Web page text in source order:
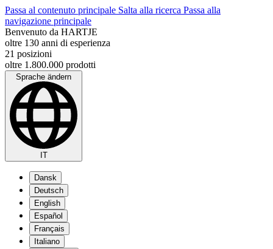
Passa al contenuto principale Salta alla ricerca Passa alla
navigazione principale
Benvenuto da HARTJE
oltre 130 anni di esperienza
21 posizioni
oltre 1.800.000 prodotti
Sprache ändern
IT
Dansk
Deutsch
English
Español
Français
Italiano